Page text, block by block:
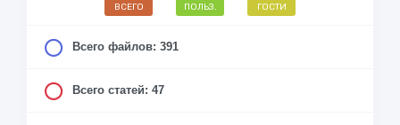
ВСЕГО ПОЛЬЗ. ГОСТИ
Всего файлов: 391
Всего статей: 47